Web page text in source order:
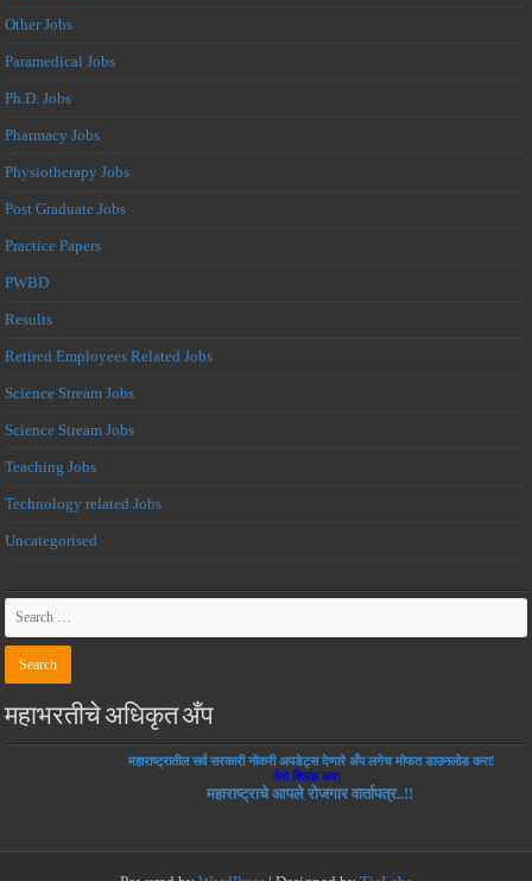
Other Jobs
Paramedical Jobs
Ph.D. Jobs
Pharmacy Jobs
Physiotherapy Jobs
Post Graduate Jobs
Practice Papers
PWBD
Results
Retired Employees Related Jobs
Science Stream Jobs
Science Stream Jobs
Teaching Jobs
Technology related Jobs
Uncategorised
महाभरतीचे अधिकृत अँप
महाराष्ट्रातील सर्व सरकारी नोकरी अपडेट्स देणारे अँप लगेच मोफत डाउनलोड करा!
येथे क्लिक करा
महाराष्ट्राचे आपले रोजगार वार्तापत्र..!!